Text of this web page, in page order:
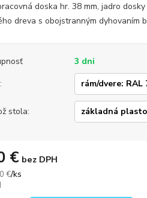
doska hr. 38 mm, jadro
dreva s obojstranným dyhovaním
3 dni
stola:
€/ks
€ bez DPH